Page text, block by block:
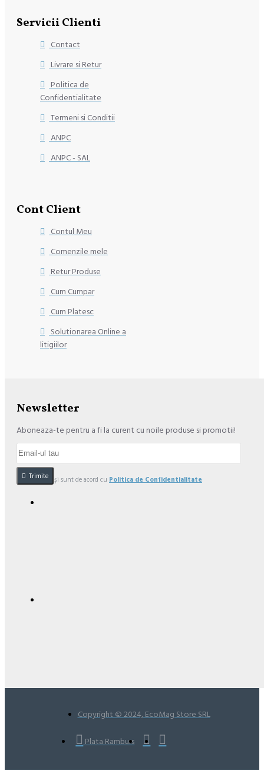
Servicii Clienti
Contact
Livrare si Retur
Politica de
Confidentialitate
Termeni si Conditii
ANPC
ANPC - SAL
Cont Client
Contul Meu
Comenzile mele
Retur Produse
Cum Cumpar
Cum Platesc
Solutionarea Online a
litigiilor
Newsletter
Aboneaza-te pentru a fi la curent cu noile produse si promotii!
Trimite
Am citit şi sunt de acord cu Politica de Confidentialitate
Copyright © 2024, EcoMag Store SRL
Plata Ramburs